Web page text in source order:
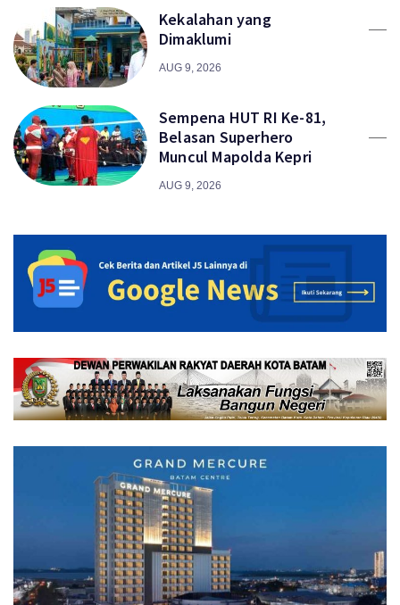
Kekalahan yang
Dimaklumi
AUG 9, 2026
Sempena HUT RI Ke-81,
Belasan Superhero
Muncul Mapolda Kepri
AUG 9, 2026